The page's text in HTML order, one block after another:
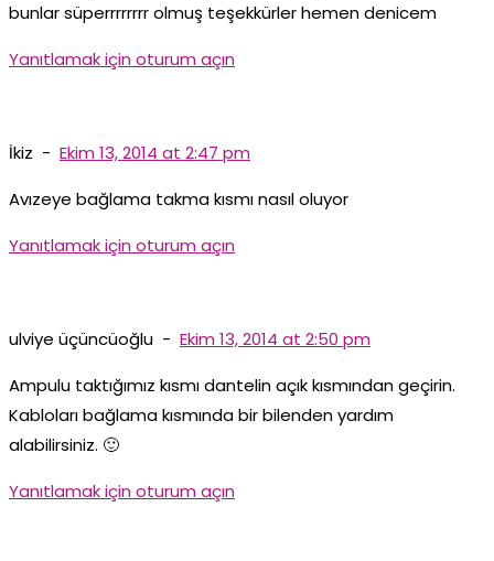
bunlar süperrrrrrrr olmuş teşekkürler hemen denicem
Yanıtlamak için oturum açın
İkiz - Ekim 13, 2014 at 2:47 pm
Avızeye bağlama takma kısmı nasıl oluyor
Yanıtlamak için oturum açın
ulviye üçüncüoğlu - Ekim 13, 2014 at 2:50 pm
Ampulu taktığımız kısmı dantelin açık kısmından geçirin.
Kabloları bağlama kısmında bir bilenden yardım
alabilirsiniz. 🙂
Yanıtlamak için oturum açın